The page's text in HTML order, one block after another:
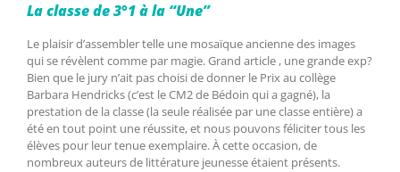
La classe de 3°1 à la “Une”
Le plaisir d’assembler telle une mosaïque ancienne des images
qui se révèlent comme par magie. Grand article , une grande exp?
Bien que le jury n’ait pas choisi de donner le Prix au collège
Barbara Hendricks (c’est le CM2 de Bédoin qui a gagné), la
prestation de la classe (la seule réalisée par une classe entière) a
été en tout point une réussite, et nous pouvons féliciter tous les
élèves pour leur tenue exemplaire. À cette occasion, de
nombreux auteurs de littérature jeunesse étaient présents.